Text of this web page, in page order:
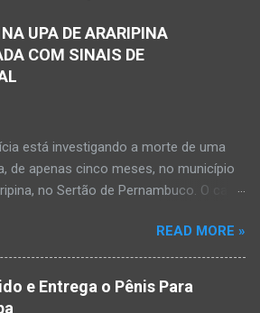
UPA DE ARARIPINA
COM SINAIS DE
está investigando a morte de uma
de apenas cinco meses, no município
no Sertão de Pernambuco. O caso
a esclarecer”. A PM diz que, na segunda-
foi acionada para verificar uma
ocorrência de estupro de vulnerável,
da cidade, mas ao chegar ao local a
READ MORE »
e Entrega o Pênis Para